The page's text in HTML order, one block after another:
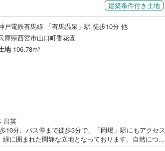
建築条件付き土地
戸電鉄有馬線 「有馬温泉」駅 徒歩10分 他
庫県西宮市山口町香花園
地106.78m2
昌英
10分、バス停まで徒歩3分で、「岡場」駅にもアクセス
に囲まれた閑静な立地となっております。自然につつ